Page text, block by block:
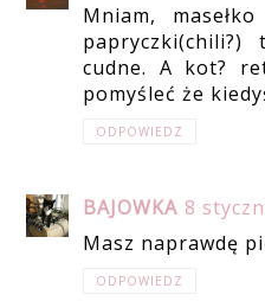
Mniam,
cudne. A kot?
pomyśleć że
ODPOWIEDZ
BAJOWKA 8
Masz naprawdę
ODPOWIEDZ